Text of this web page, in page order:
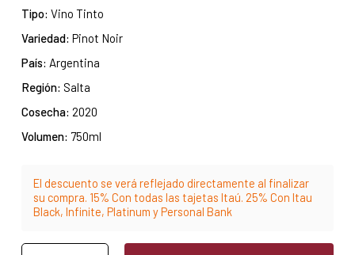
Tipo: Vino Tinto
Variedad: Pinot Noir
País: Argentina
Región: Salta
Cosecha: 2020
Volumen: 750ml
El descuento se verá reflejado directamente al finalizar
su compra. 15% Con todas las tajetas Itaú. 25% Con Itau
Black, Infinite, Platinum y Personal Bank